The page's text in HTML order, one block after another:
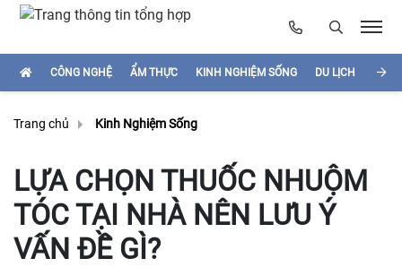
CÔNG NGHỆ ẨM THỰC KINH NGHIỆM SỐNG DU LỊCH
Trang chủ Kinh Nghiệm Sống
LỰA CHỌN THUỐC NHUỘM
TÓC TẠI NHÀ NÊN LƯU Ý
VẤN ĐỀ GÌ?